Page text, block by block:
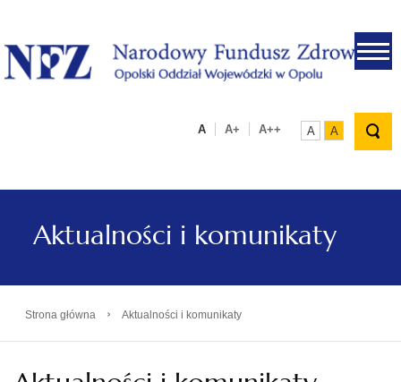
.
A A+ A++ A A
Aktualności i komunikaty
Strona główna › Aktualności i komunikaty